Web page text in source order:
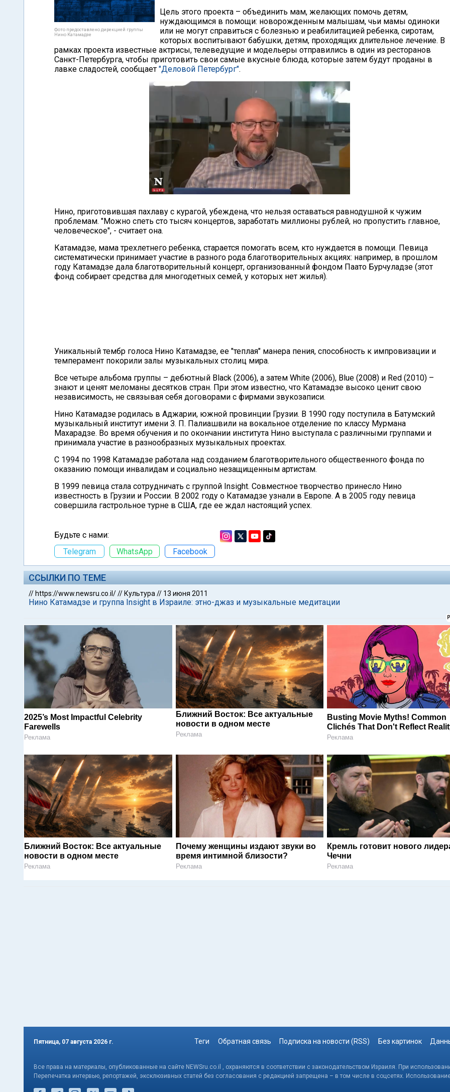
Фото предоставлено дирекцией группы
Нино Катамадзе
Цель этого проекта – объединить мам, желающих помочь детям,
нуждающимся в помощи: новорожденным малышам, чьи мамы одиноки
или не могут справиться с болезнью и реабилитацией ребенка, сиротам,
которых воспитывают бабушки, детям, проходящих длительное лечение. В
рамках проекта известные актрисы, телеведущие и модельеры отправились в один из ресторанов
Санкт-Петербурга, чтобы приготовить свои самые вкусные блюда, которые затем будут проданы в
лавке сладостей, сообщает "Деловой Петербург".
Нино, приготовившая пахлаву с курагой, убеждена, что нельзя оставаться равнодушной к чужим
проблемам. "Можно спеть сто тысяч концертов, заработать миллионы рублей, но пропустить главное,
человеческое", - считает она.
Катамадзе, мама трехлетнего ребенка, старается помогать всем, кто нуждается в помощи. Певица
систематически принимает участие в разного рода благотворительных акциях: например, в прошлом
году Катамадзе дала благотворительный концерт, организованный фондом Паато Бурчуладзе (этот
фонд собирает средства для многодетных семей, у которых нет жилья).
Уникальный тембр голоса Нино Катамадзе, ее "теплая" манера пения, способность к импровизации и
темперамент покорили залы музыкальных столиц мира.
Все четыре альбома группы – дебютный Black (2006), а затем White (2006), Blue (2008) и Red (2010) –
знают и ценят меломаны десятков стран. При этом известно, что Катамадзе высоко ценит свою
независимость, не связывая себя договорами с фирмами звукозаписи.
Нино Катамадзе родилась в Аджарии, южной провинции Грузии. В 1990 году поступила в Батумский
музыкальный институт имени З. П. Палиашвили на вокальное отделение по классу Мурмана
Махарадзе. Во время обучения и по окончании института Нино выступала с различными группами и
принимала участие в разнообразных музыкальных проектах.
С 1994 по 1998 Катамадзе работала над созданием благотворительного общественного фонда по
оказанию помощи инвалидам и социально незащищенным артистам.
В 1999 певица стала сотрудничать с группой Insight. Совместное творчество принесло Нино
известность в Грузии и России. В 2002 году о Катамадзе узнали в Европе. А в 2005 году певица
совершила гастрольное турне в США, где ее ждал настоящий успех.
Будьте с нами:
Telegram
WhatsApp Facebook
ССЫЛКИ ПО ТЕМЕ
// https://www.newsru.co.il/// Культура // 13 июня 2011
Нино Катамадзе и группа Insight в Израиле: этно-джаз и музыкальные медитации
2025’s Most Impactful Celebrity
Farewells
Реклама
Ближний Восток: Все актуальные
новости в одном месте
Реклама
Busting Movie Myths! Common
Clichés That Don't Reflect
Реклама
Ближний Восток: Все актуальные
новости в одном месте
Реклама
Почему женщины издают звуки во
время интимной близости?
Реклама
Кремль готовит нового
Чечни
Реклама
Пятница, 07 августа 2026 г. Теги Обратная связь Подписка на новости (RSS) Без картинок
Все права на материалы, опубликованные на сайте NEWSru.co.il , охраняются в соответствии с законодательством Израиля. При
Перепечатка интервью, репортажей, эксклюзивных статей без согласования с редакцией запрещена – в том числе в соцсетях.